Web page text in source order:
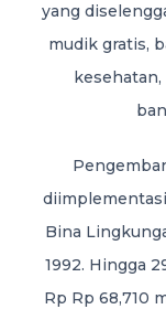
yang
mudik gratis,
Bina
1992. Hingga
Rp Rp 68,710